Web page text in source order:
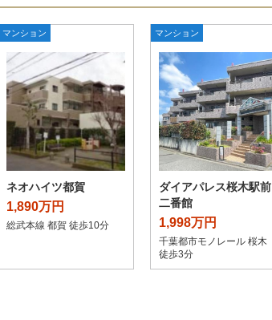
マンション
ネオハイツ都賀
1,890万円
総武本線 都賀 徒歩10分
マンション
ダイアパレス桜木駅前
二番館
1,998万円
千葉都市モノレール 桜木
徒歩3分